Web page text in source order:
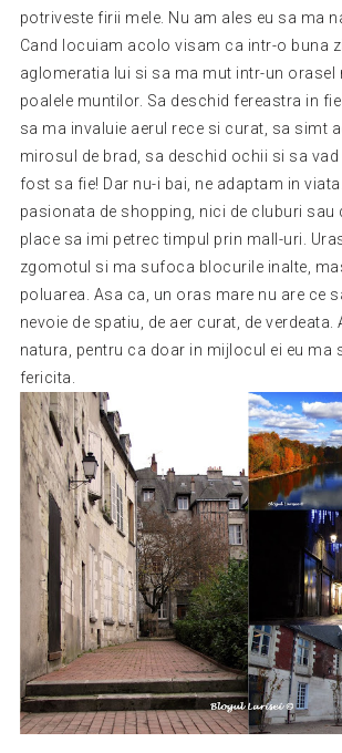
potriveste firii mele. Nu am ales eu sa ma
Cand locuiam acolo visam ca intr-o buna
aglomeratia lui si sa ma mut intr-un orasel
poalele muntilor. Sa deschid fereastra in
sa ma invaluie aerul rece si curat, sa simt
mirosul de brad, sa deschid ochii si sa vad
fost sa fie! Dar nu-i bai, ne adaptam in
pasionata de shopping, nici de cluburi sau
place sa imi petrec timpul prin mall-uri.
zgomotul si ma sufoca blocurile inalte,
poluarea. Asa ca, un oras mare nu are ce
nevoie de spatiu, de aer curat, de verdeata.
natura, pentru ca doar in mijlocul ei eu ma
fericita.